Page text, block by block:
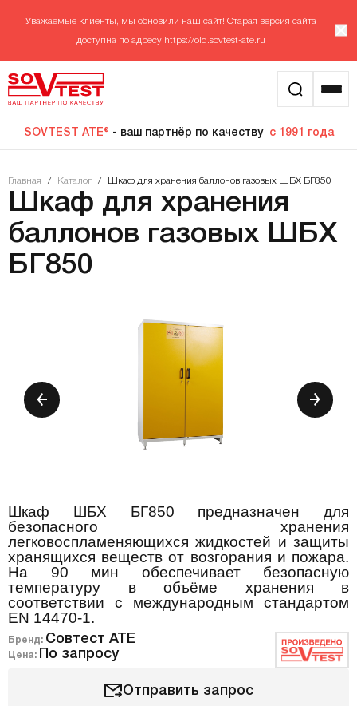
Уважаемые клиенты, мы обновили наш сайт! Старая версия сайта
доступна по адресу https://old.sovtest-ate.ru
SOVTEST ATE® - ваш партнёр по качеству с 1991 года
Главная / Каталог / Шкаф для хранения баллонов газовых ШБХ БГ850
Шкаф для хранения
баллонов газовых ШБХ
БГ850
Шкаф ШБХ БГ850 предназначен для
безопасного хранения
легковоспламеняющихся жидкостей и защиты
хранящихся веществ от возгорания и пожара.
На 90 мин обеспечивает безопасную
температуру в объёме хранения в
соответствии с международным стандартом
ЕN 14470-1.
Бренд: Совтест АТЕ
Цена: По запросу
Отправить запрос